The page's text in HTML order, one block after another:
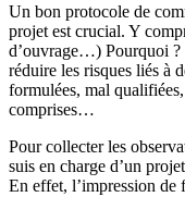
Un bon protocole de
projet est crucial. Y
d’ouvrage…) Pourquoi
réduire les risques liés à
formulées, mal
comprises…
Pour collecter les
suis en charge d’un
En effet, l’impression